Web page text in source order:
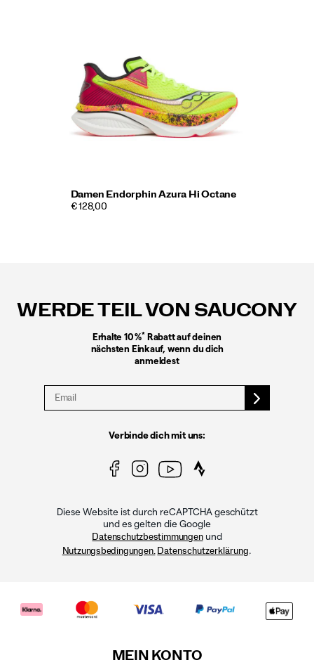
Damen Endorphin Azura Hi Octane
€ 128,00
WERDE TEIL VON SAUCONY
Erhalte 10 %* Rabatt auf deinen
nächsten Einkauf, wenn du dich
anmeldest
Verbinde dich mit uns:
Diese Website ist durch reCAPTCHA geschützt
und es gelten die Google
Datenschutzbestimmungenund
Nutzungsbedingungen. Datenschutzerklärung.
MEIN KONTO